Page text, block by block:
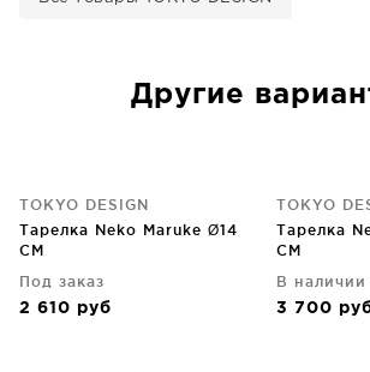
Другие
TOKYO DESIGN
Тарелка Neko Maruke Ø14
CM
Под заказ
2 610 руб
TOKYO
Тарелка
CM
В наличии
3 700